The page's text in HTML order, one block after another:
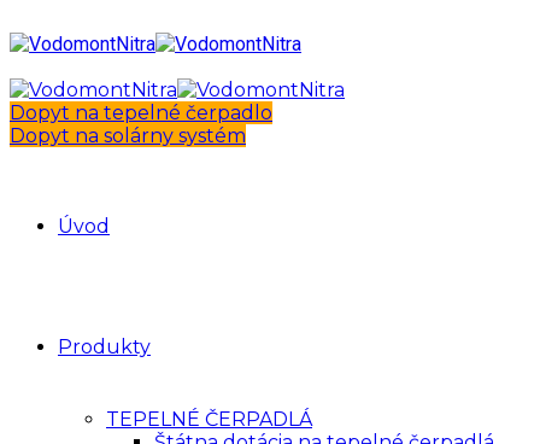
Dopyt na tepelné čerpadlo
Dopyt na solárny systém
Úvod
Produkty
TEPELNÉ ČERPADLÁ